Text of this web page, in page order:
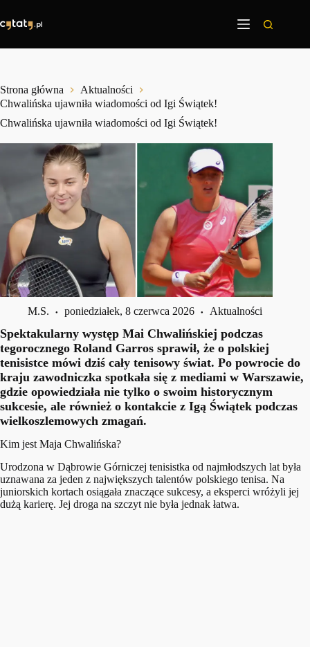
treści
Strona główna
Aktualności
Chwalińska ujawniła wiadomości od Igi Świątek!
Chwalińska ujawniła wiadomości od Igi Świątek!
M.S. poniedziałek, 8 czerwca 2026 Aktualności
Spektakularny występ Mai Chwalińskiej podczas
tegorocznego Roland Garros sprawił, że o polskiej
tenisistce mówi dziś cały tenisowy świat. Po powrocie do
kraju zawodniczka spotkała się z mediami w Warszawie,
gdzie opowiedziała nie tylko o swoim historycznym
sukcesie, ale również o kontakcie z Igą Świątek podczas
wielkoszlemowych zmagań.
Kim jest Maja Chwalińska?
Urodzona w Dąbrowie Górniczej tenisistka od najmłodszych lat była
uznawana za jeden z największych talentów polskiego tenisa. Na
juniorskich kortach osiągała znaczące sukcesy, a eksperci wróżyli jej
dużą karierę. Jej droga na szczyt nie była jednak łatwa.